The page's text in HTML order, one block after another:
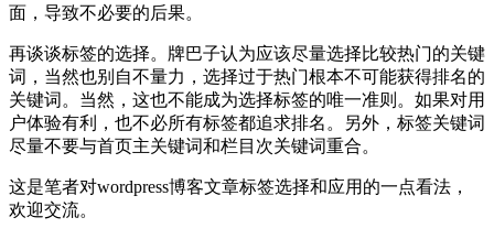
面，导致不必要的后果。
再谈谈标签的选择。牌巴子认为应该尽量选择比较热门的关键
词，当然也别自不量力，选择过于热门根本不可能获得排名的
关键词。当然，这也不能成为选择标签的唯一准则。如果对用
户体验有利，也不必所有标签都追求排名。另外，标签关键词
尽量不要与首页主关键词和栏目次关键词重合。
这是笔者对wordpress博客文章标签选择和应用的一点看法，
欢迎交流。